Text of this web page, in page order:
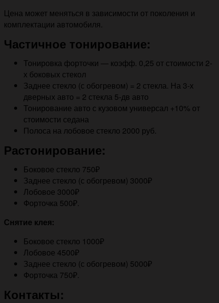
Цена может меняться в зависимости от поколения и
комплектации автомобиля.
Частичное тонирование:
Тонировка форточки — коэфф. 0,25 от стоимости 2-
х боковых стекол
Заднее стекло (с обогревом) = 2 стекла. На 3-х
дверных авто = 2 стекла 5-дв авто
Тонирование авто с кузовом универсал +10% от
стоимости седана
Полоса на лобовое стекло 2000 руб.
Растонирование:
Боковое стекло 750₽
Заднее стекло (с обогревом) 3000₽
Лобовое 3000₽
Форточка 500₽.
Снятие клея:
Боковое стекло 1000₽
Лобовое 4500₽
Заднее стекло (с обогревом) 5000₽
Форточка 750₽.
Контакты: